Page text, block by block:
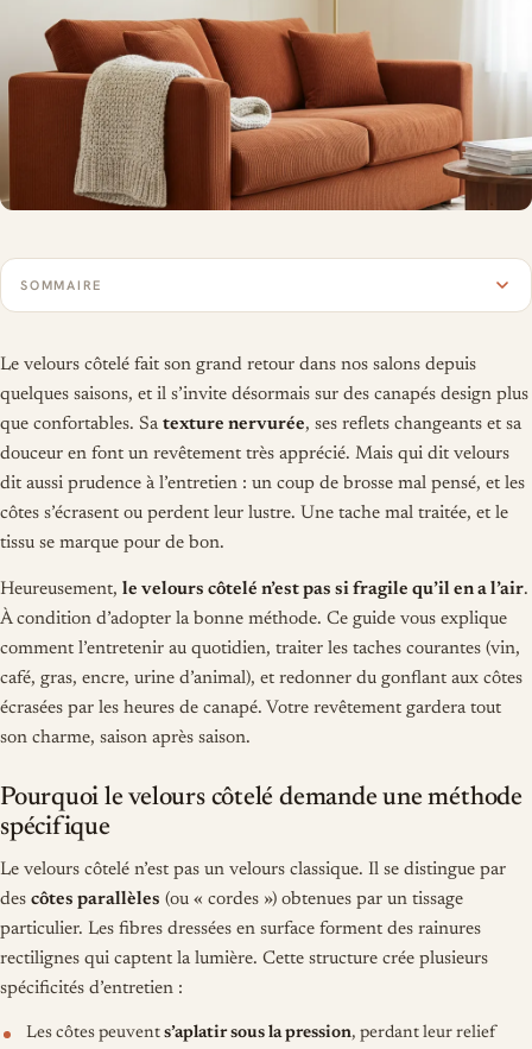
SOMMAIRE
Le velours côtelé fait son grand retour dans nos salons depuis
quelques saisons, et il s’invite désormais sur des canapés design plus
que confortables. Sa texture nervurée, ses reflets changeants et sa
douceur en font un revêtement très apprécié. Mais qui dit velours
dit aussi prudence à l’entretien : un coup de brosse mal pensé, et les
côtes s’écrasent ou perdent leur lustre. Une tache mal traitée, et le
tissu se marque pour de bon.
Heureusement, le velours côtelé n’est pas si fragile qu’il en a l’air.
À condition d’adopter la bonne méthode. Ce guide vous explique
comment l’entretenir au quotidien, traiter les taches courantes (vin,
café, gras, encre, urine d’animal), et redonner du gonflant aux côtes
écrasées par les heures de canapé. Votre revêtement gardera tout
son charme, saison après saison.
Pourquoi le velours côtelé demande une méthode
spécifique
Le velours côtelé n’est pas un velours classique. Il se distingue par
des côtes parallèles (ou « cordes ») obtenues par un tissage
particulier. Les fibres dressées en surface forment des rainures
rectilignes qui captent la lumière. Cette structure crée plusieurs
spécificités d’entretien :
Les côtes peuvent s’aplatir sous la pression, perdant leur relief